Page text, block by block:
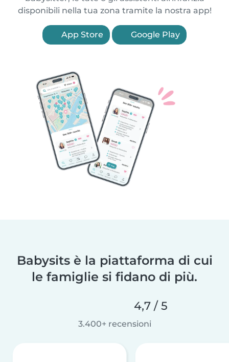
disponibili nella tua zona tramite la nostra app!
App Store Google Play
Babysits è la piattaforma di cui
le famiglie si fidano di più.
4,7 / 5
3.400+ recensioni